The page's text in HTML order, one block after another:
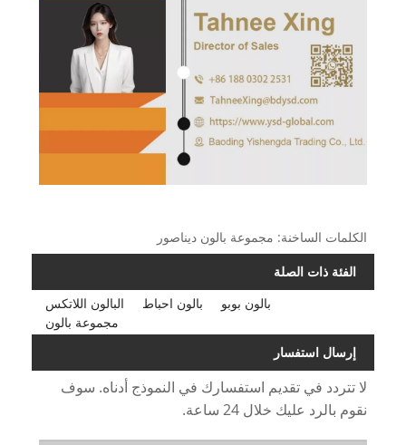
الكلمات الساخنة: مجموعة بالون ديناصور
الفئة ذات الصلة
البالون اللاتكس
بالون احباط
بالون بوبو
مجموعة بالون
إرسال استفسار
لا تتردد في تقديم استفسارك في النموذج أدناه. سوف
نقوم بالرد عليك خلال 24 ساعة.